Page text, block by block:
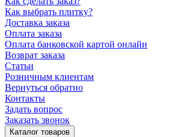
Как выбрать плитку?
Доставка заказа
Оплата заказа
Оплата банковской картой онлайн
Возврат заказа
Статьи
Розничным клиентам
Вернуться обратно
Контакты
Задать вопрос
Заказать звонок
Каталог товаров